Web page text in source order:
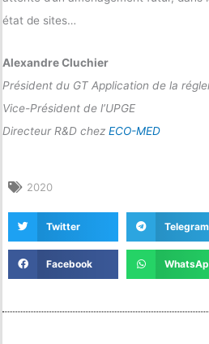
état de sites…
Alexandre Cluchier
Président du GT Application de la
Vice-Président de l’UPGE
Directeur R&D chez ECO-MED
2020
Twitter Telegram
Facebook